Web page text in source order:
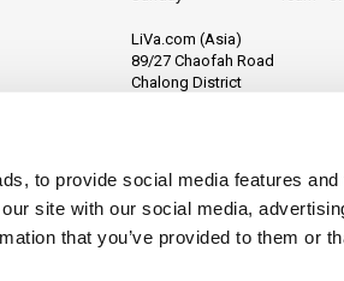
to provide social media features
site with our social media,
that you’ve provided to them or
발하여 스트레스 없는 여행을 보장합니다.
연미를 만끽하세요. 자세한 정보는 여기를 클릭
고요한 천국, 꼬 크라단을 경험하세요. 자세한
LiVa.com (Asia)
89/27 Chaofah Road
Chalong District